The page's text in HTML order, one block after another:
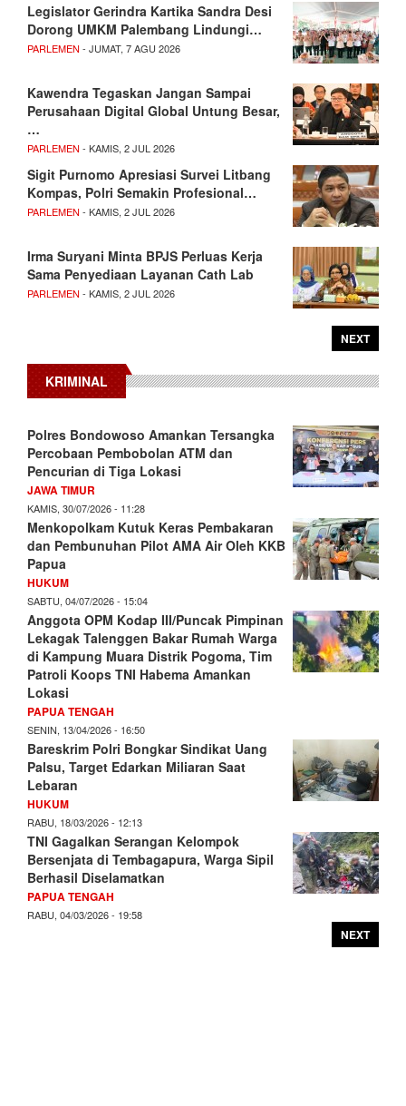
Legislator Gerindra Kartika Sandra Desi
Dorong UMKM Palembang Lindungi…
PARLEMEN - JUMAT, 7 AGU 2026
Kawendra Tegaskan Jangan Sampai
Perusahaan Digital Global Untung Besar,
…
PARLEMEN - KAMIS, 2 JUL 2026
Sigit Purnomo Apresiasi Survei Litbang
Kompas, Polri Semakin Profesional…
PARLEMEN - KAMIS, 2 JUL 2026
Irma Suryani Minta BPJS Perluas Kerja
Sama Penyediaan Layanan Cath Lab
PARLEMEN - KAMIS, 2 JUL 2026
NEXT
KRIMINAL
Polres Bondowoso Amankan Tersangka
Percobaan Pembobolan ATM dan
Pencurian di Tiga Lokasi
JAWA TIMUR
KAMIS, 30/07/2026 - 11:28
Menkopolkam Kutuk Keras Pembakaran
dan Pembunuhan Pilot AMA Air Oleh KKB
Papua
HUKUM
SABTU, 04/07/2026 - 15:04
Anggota OPM Kodap III/Puncak Pimpinan
Lekagak Talenggen Bakar Rumah Warga
di Kampung Muara Distrik Pogoma, Tim
Patroli Koops TNI Habema Amankan
Lokasi
PAPUA TENGAH
SENIN, 13/04/2026 - 16:50
Bareskrim Polri Bongkar Sindikat Uang
Palsu, Target Edarkan Miliaran Saat
Lebaran
HUKUM
RABU, 18/03/2026 - 12:13
TNI Gagalkan Serangan Kelompok
Bersenjata di Tembagapura, Warga Sipil
Berhasil Diselamatkan
PAPUA TENGAH
RABU, 04/03/2026 - 19:58
NEXT